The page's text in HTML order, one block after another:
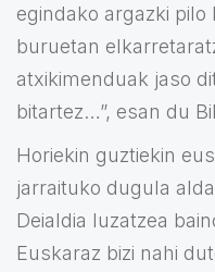
egindako argazki
buruetan
atxikimenduak jaso
bitartez…”, esan du
Horiekin guztiekin
jarraituko dugula
Deialdia luzatzea
Euskaraz bizi nahi